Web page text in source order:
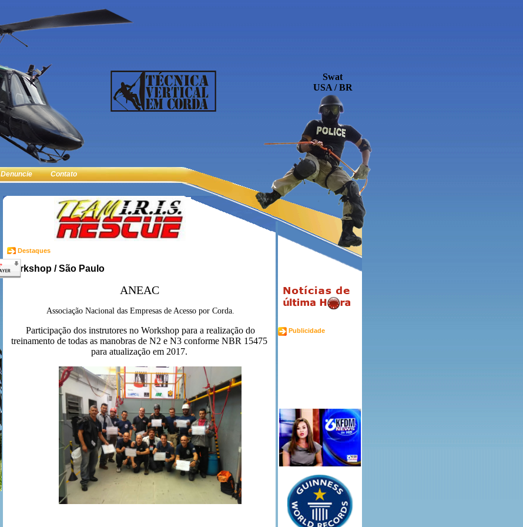
Swat
USA / BR
Denuncie Contato
Destaques
workshop / São Paulo
ANEAC
Associação Nacional das Empresas de Acesso por Corda.
Participação dos instrutores no Workshop para a realização do
treinamento de todas as manobras de N2 e N3 conforme NBR 15475
para atualização em 2017.
Publicidade